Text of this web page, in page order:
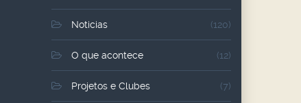
Noticias (120)
O que acontece (12)
Projetos e Clubes (7)